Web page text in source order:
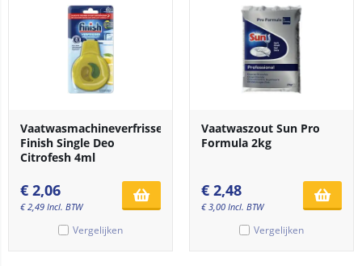
Vaatwasmachineverfrisser
Finish Single Deo
Citrofesh 4ml
€ 2,06
€2,49 Incl. BTW
Vergelijken
Vaatwaszout Sun Pro
Formula 2kg
€ 2,48
€3,00 Incl. BTW
Vergelijken